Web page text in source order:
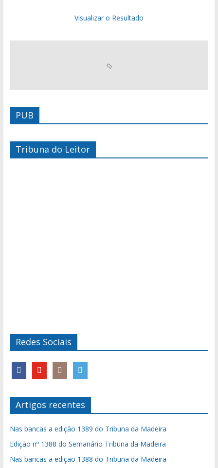
Visualizar o Resultado
PUB
Tribuna do Leitor
Redes Sociais
Artigos recentes
Nas bancas a edição 1389 do Tribuna da Madeira
Edição nº 1388 do Semanário Tribuna da Madeira
Nas bancas a edição 1388 do Tribuna da Madeira